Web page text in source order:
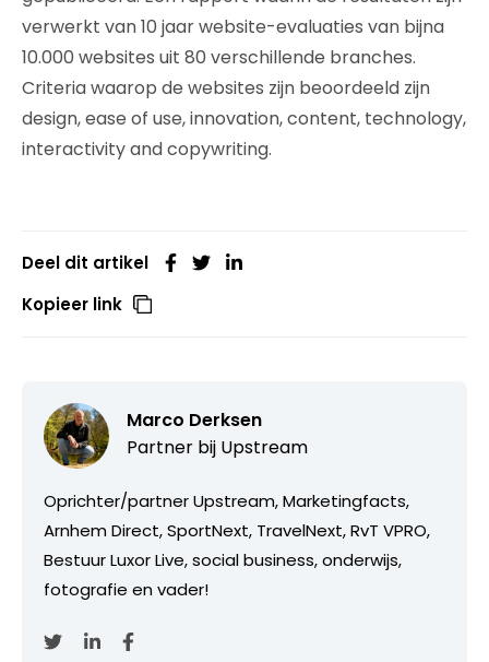
verwerkt van 10 jaar website-evaluaties van bijna
10.000 websites uit 80 verschillende branches.
Criteria waarop de websites zijn beoordeeld zijn
design, ease of use, innovation, content, technology,
interactivity and copywriting.
Deel dit artikel
Kopieer link
Marco Derksen
Partner bij Upstream
Oprichter/partner Upstream, Marketingfacts,
Arnhem Direct, SportNext, TravelNext, RvT VPRO,
Bestuur Luxor Live, social business, onderwijs,
fotografie en vader!